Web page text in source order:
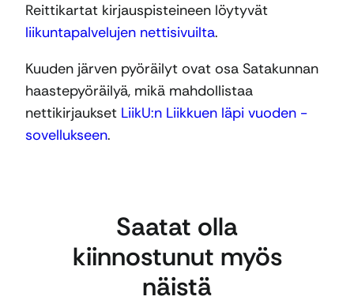
Reittikartat kirjauspisteineen löytyvät
liikuntapalvelujen nettisivuilta.
Kuuden järven pyöräilyt ovat osa Satakunnan
haastepyöräilyä, mikä mahdollistaa
nettikirjaukset LiikU:n Liikkuen läpi vuoden -
sovellukseen.
Saatat olla
kiinnostunut myös
näistä